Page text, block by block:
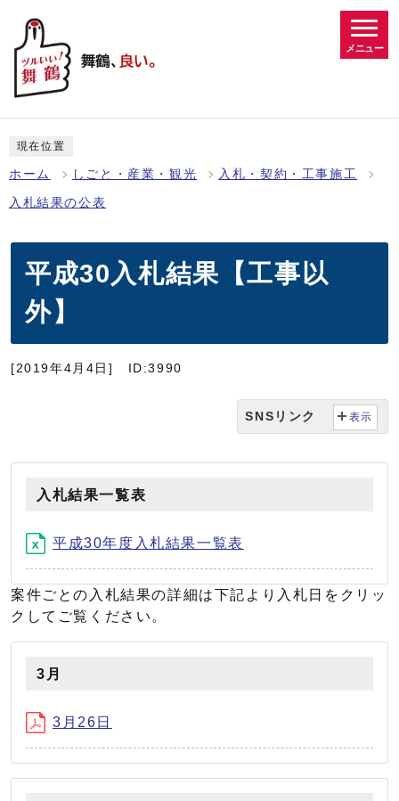
メニュー
現在位置
ホーム しごと・産業・観光 入札・契約・工事施工
入札結果の公表
平成30入札結果【工事以
外】
[2019年4月4日] ID:3990
SNSリンク 表示
入札結果一覧表
平成30年度入札結果一覧表
案件ごとの入札結果の詳細は下記より入札日をクリッ
クしてご覧ください。
3月
3月26日